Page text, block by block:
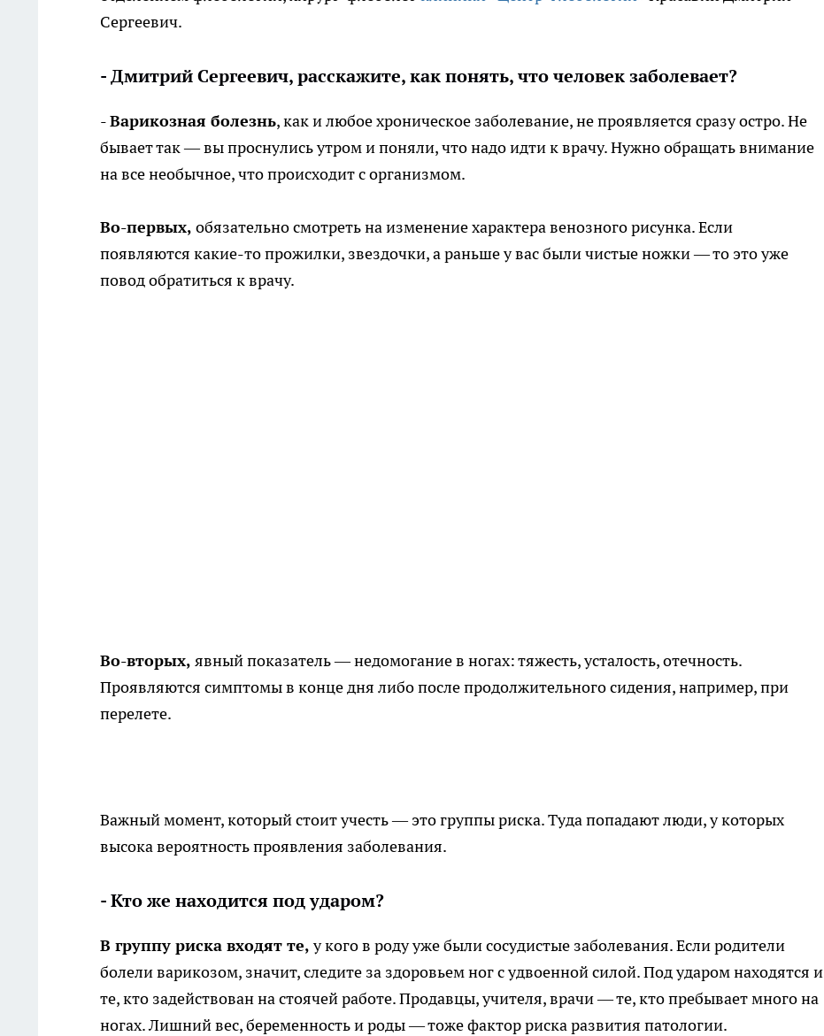
Сергеевич.
- Дмитрий Сергеевич, расскажите, как понять, что человек заболевает?
-Варикозная болезнь, как и любое хроническое заболевание, не проявляется сразу остро. Не
бывает так — вы проснулись утром и поняли, что надо идти к врачу. Нужно обращать внимание
на все необычное, что происходит с организмом.
Во-первых, обязательно смотреть на изменение характера венозного рисунка. Если
появляются какие-то прожилки, звездочки, а раньше у вас были чистые ножки — то это уже
повод обратиться к врачу.
Во-вторых, явный показатель — недомогание в ногах: тяжесть, усталость, отечность.
Проявляются симптомы в конце дня либо после продолжительного сидения, например, при
перелете.
Важный момент, который стоит учесть — это группы риска. Туда попадают люди, у которых
высока вероятность проявления заболевания.
- Кто же находится под ударом?
В группу риска входят те,у кого в роду уже были сосудистые заболевания. Если родители
болели варикозом, значит, следите за здоровьем ног с удвоенной силой. Под ударом находятся и
те, кто задействован на стоячей работе. Продавцы, учителя, врачи — те, кто пребывает много на
ногах. Лишний вес, беременность и роды — тоже фактор риска развития патологии.